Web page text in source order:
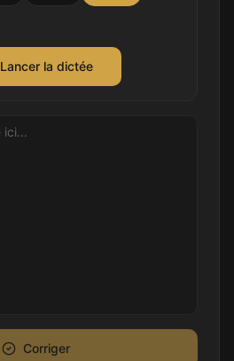
Lancer la dictée
Corriger